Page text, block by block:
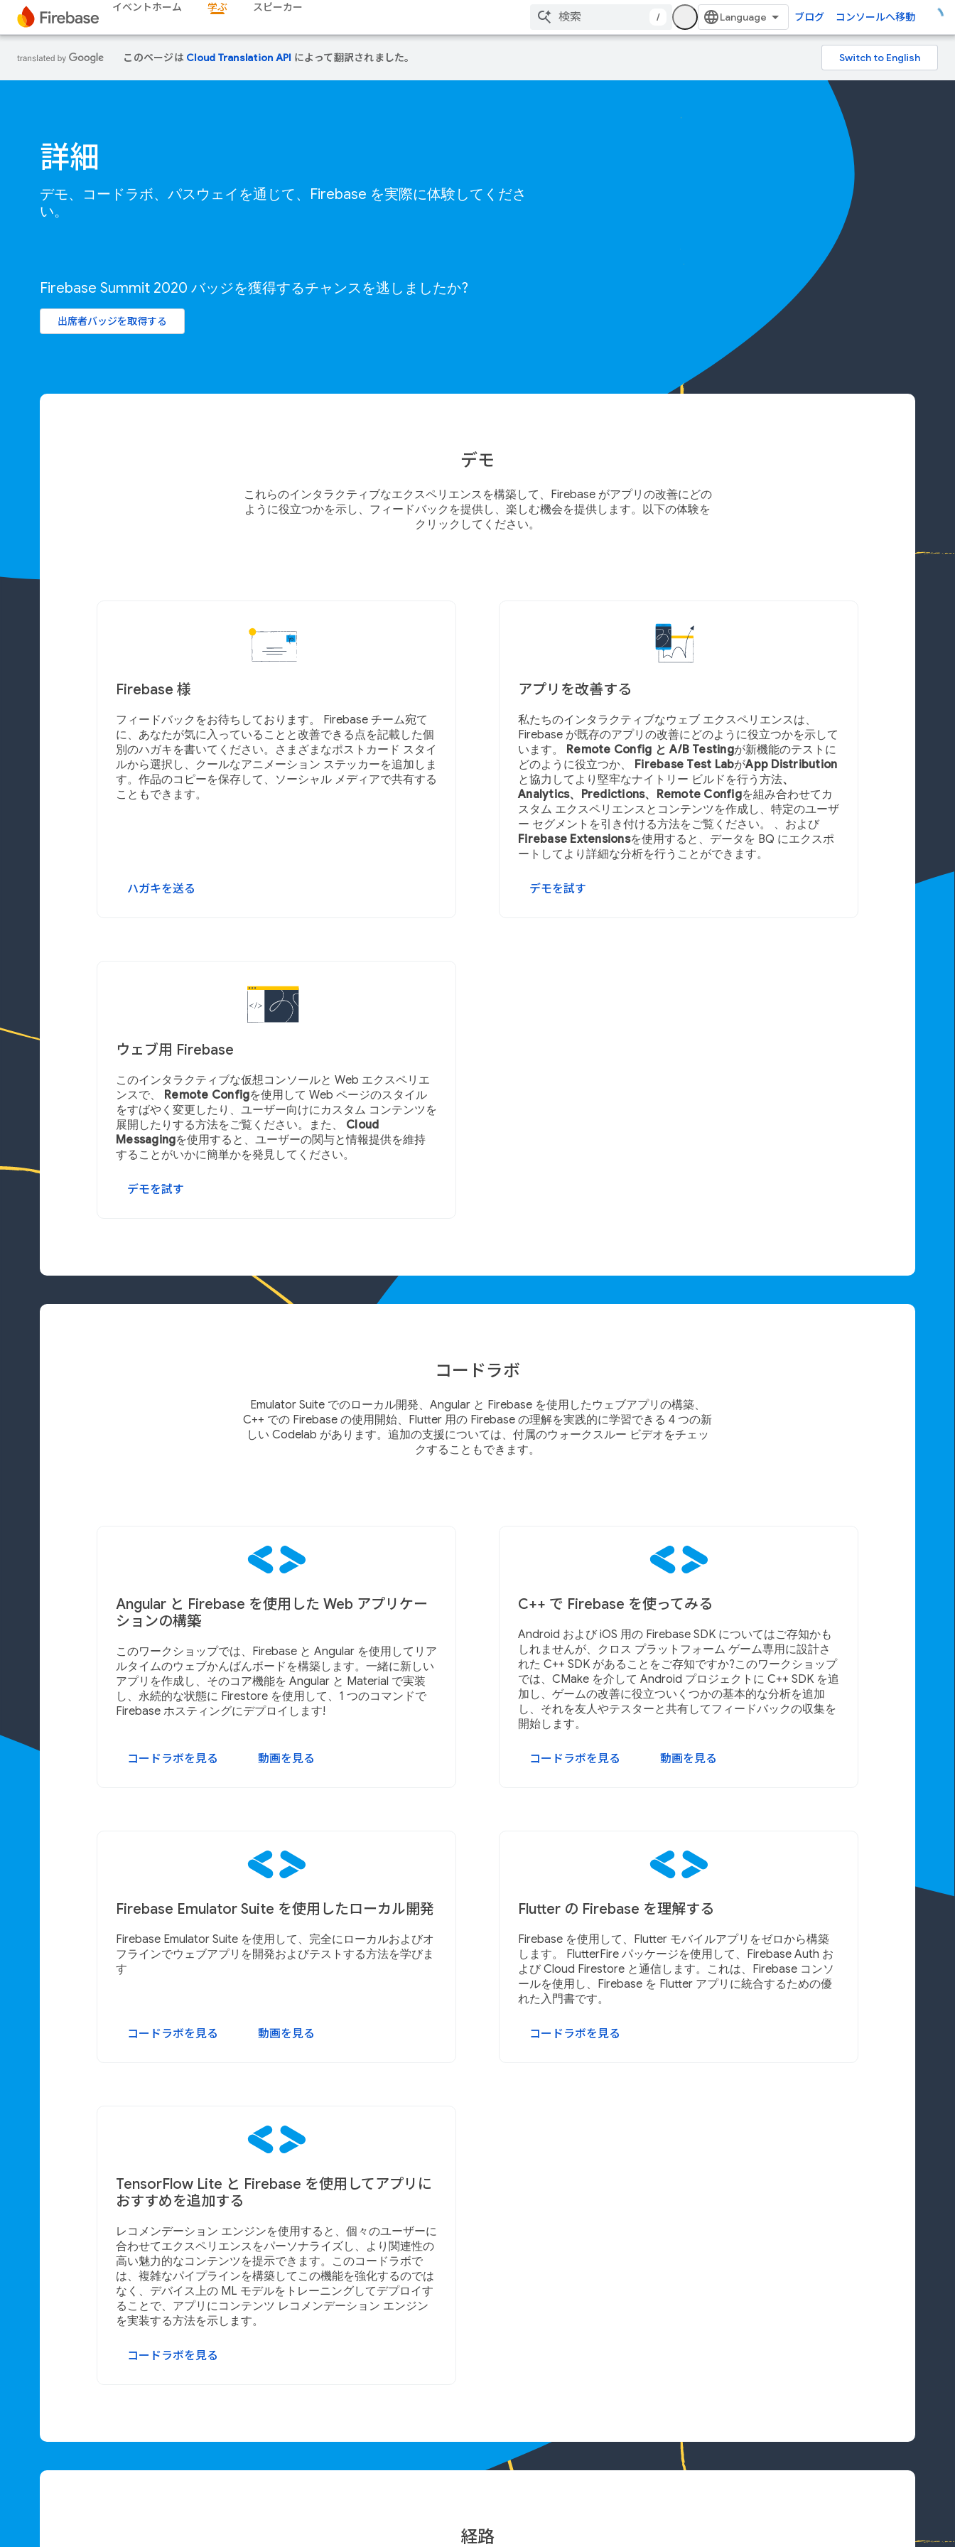
イベントホーム 学ぶ スピーカー
/ ブログ コンソールへ移動
このページは Cloud Translation API によって翻訳されました。
詳細
デモ、コードラボ、パスウェイを通じて、Firebase を実際に体験してくださ
い。
Firebase Summit 2020 バッジを獲得するチャンスを逃しましたか?
出席者バッジを取得する
デモ
これらのインタラクティブなエクスペリエンスを構築して、Firebase がアプリの改善にどの
ように役立つかを示し、フィードバックを提供し、楽しむ機会を提供します。以下の体験を
クリックしてください。
Firebase 様
フィードバックをお待ちしております。 Firebase チーム宛て
に、あなたが気に入っていることと改善できる点を記載した個
別のハガキを書いてください。さまざまなポストカード スタイ
ルから選択し、クールなアニメーション ステッカーを追加しま
す。作品のコピーを保存して、ソーシャル メディアで共有する
こともできます。
ハガキを送る
アプリを改善する
私たちのインタラクティブなウェブ エクスペリエンスは、
Firebase が既存のアプリの改善にどのように役立つかを示して
います。 Remote Config と A/B Testingが新機能のテストに
どのように役立つか、 Firebase Test LabがApp Distribution
と協力してより堅牢なナイトリー ビルドを行う方法、
Analytics、Predictions、Remote Configを組み合わせてカ
スタム エクスペリエンスとコンテンツを作成し、特定のユーザ
ー セグメントを引き付ける方法をご覧ください。 、および
Firebase Extensionsを使用すると、データを BQ にエクスポ
ートしてより詳細な分析を行うことができます。
デモを試す
ウェブ用 Firebase
このインタラクティブな仮想コンソールと Web エクスペリエ
ンスで、 Remote Configを使用して Web ページのスタイル
をすばやく変更したり、ユーザー向けにカスタム コンテンツを
展開したりする方法をご覧ください。また、 Cloud
Messagingを使用すると、ユーザーの関与と情報提供を維持
することがいかに簡単かを発見してください。
デモを試す
コードラボ
Emulator Suite でのローカル開発、Angular と Firebase を使用したウェブアプリの構築、
C++ での Firebase の使用開始、Flutter 用の Firebase の理解を実践的に学習できる 4 つの新
しい Codelab があります。追加の支援については、付属のウォークスルー ビデオをチェッ
クすることもできます。
Angular と Firebase を使用した Web アプリケー
ションの構築
このワークショップでは、Firebase と Angular を使用してリア
ルタイムのウェブかんばんボードを構築します。一緒に新しい
アプリを作成し、そのコア機能を Angular と Material で実装
し、永続的な状態に Firestore を使用して、1 つのコマンドで
Firebase ホスティングにデプロイします!
コードラボを見る 動画を見る
C++ で Firebase を使ってみる
Android および iOS 用の Firebase SDK についてはご存知かも
しれませんが、クロス プラットフォーム ゲーム専用に設計さ
れた C++ SDK があることをご存知ですか?このワークショップ
では、CMake を介して Android プロジェクトに C++ SDK を追
加し、ゲームの改善に役立ついくつかの基本的な分析を追加
し、それを友人やテスターと共有してフィードバックの収集を
開始します。
コードラボを見る 動画を見る
Firebase Emulator Suite を使用したローカル開発
Firebase Emulator Suite を使用して、完全にローカルおよびオ
フラインでウェブアプリを開発およびテストする方法を学びま
す
コードラボを見る 動画を見る
Flutter の Firebase を理解する
Firebase を使用して、Flutter モバイルアプリをゼロから構築
します。 FlutterFire パッケージを使用して、Firebase Auth お
よび Cloud Firestore と通信します。これは、Firebase コンソ
ールを使用し、Firebase を Flutter アプリに統合するための優
れた入門書です。
コードラボを見る
TensorFlow Lite と Firebase を使用してアプリに
おすすめを追加する
レコメンデーション エンジンを使用すると、個々のユーザーに
合わせてエクスペリエンスをパーソナライズし、より関連性の
高い魅力的なコンテンツを提示できます。このコードラボで
は、複雑なパイプラインを構築してこの機能を強化するのでは
なく、デバイス上の ML モデルをトレーニングしてデプロイす
ることで、アプリにコンテンツ レコメンデーション エンジン
を実装する方法を示します。
コードラボを見る
経路